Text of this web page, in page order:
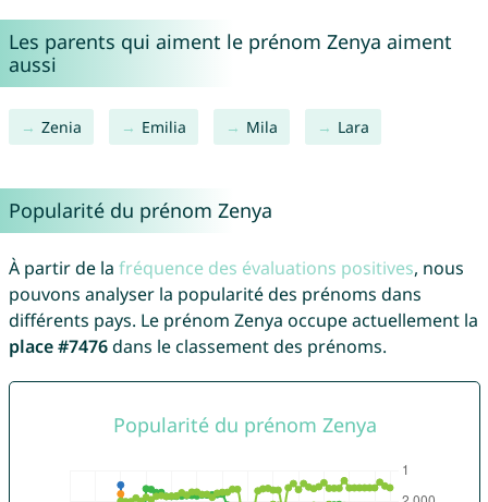
Les parents qui aiment le prénom Zenya aiment
aussi
Zenia Emilia Mila Lara
Popularité du prénom Zenya
À partir de la fréquence des évaluations positives, nous
pouvons analyser la popularité des prénoms dans
différents pays. Le prénom Zenya occupe actuellement la
place #7476dans le classement des prénoms.